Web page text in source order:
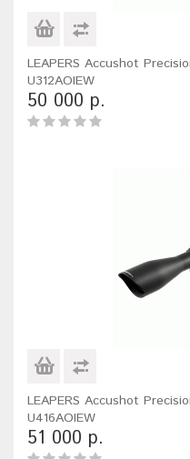
LEAPERS Accushot
U312AOIEW
50 000 р.
LEAPERS Accushot
U416AOIEW
51 000 р.